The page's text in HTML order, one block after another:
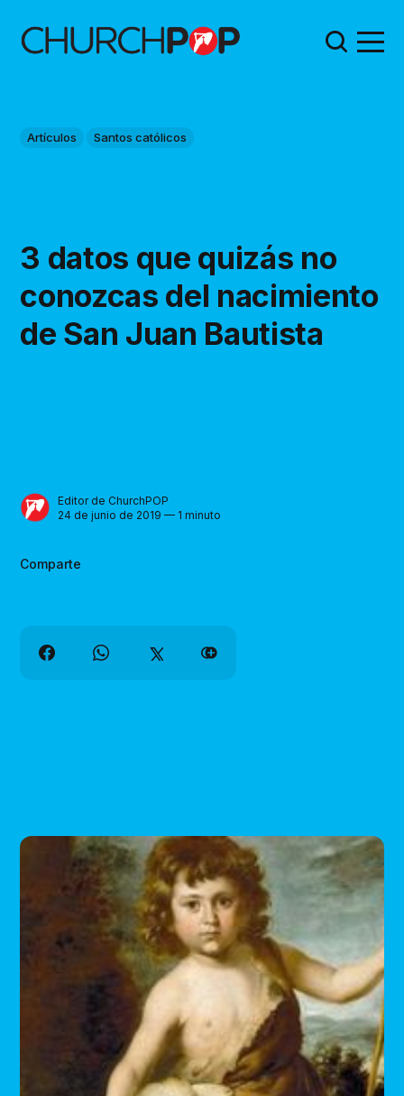
Artículos Santos católicos
3 datos que quizás no
conozcas del nacimiento
de San Juan Bautista
Editor de ChurchPOP
24 de junio de 2019 — 1 minuto
Comparte